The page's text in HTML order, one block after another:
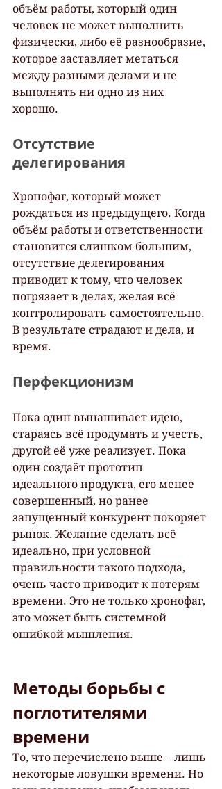
объём работы, который один
человек не может выполнить
физически, либо её разнообразие,
которое заставляет метаться
между разными делами и не
выполнять ни одно из них
хорошо.
Отсутствие
делегирования
Хронофаг, который может
рождаться из предыдущего. Когда
объём работы и ответственности
становится слишком большим,
отсутствие делегирования
приводит к тому, что человек
погрязает в делах, желая всё
контролировать самостоятельно.
В результате страдают и дела, и
время.
Перфекционизм
Пока один вынашивает идею,
стараясь всё продумать и учесть,
другой её уже реализует. Пока
один создаёт прототип
идеального продукта, его менее
совершенный, но ранее
запущенный конкурент покоряет
рынок. Желание сделать всё
идеально, при условной
правильности такого подхода,
очень часто приводит к потерям
времени. Это не только хронофаг,
это может быть системной
ошибкой мышления.
Методы борьбы с
поглотителями
времени
То, что перечислено выше – лишь
некоторые ловушки времени. Но